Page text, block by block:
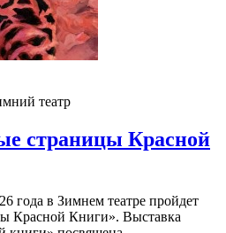
театр
страницы Красной
года в Зимнем театре пройдет
Красной Книги». Выставка